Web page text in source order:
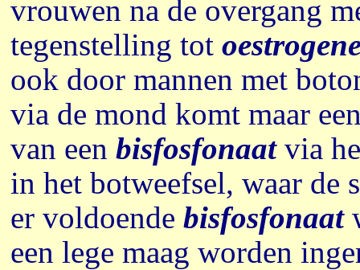
vrouwen na de overgang
tegenstelling tot
ook door mannen met
via de mond komt maar
van een bisfosfonaatvia
in het botweefsel, waar de
er voldoende bisfosfonaat
een lege maag worden